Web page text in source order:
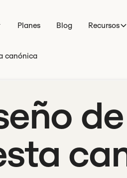
Planes Blog Recursos
canónica